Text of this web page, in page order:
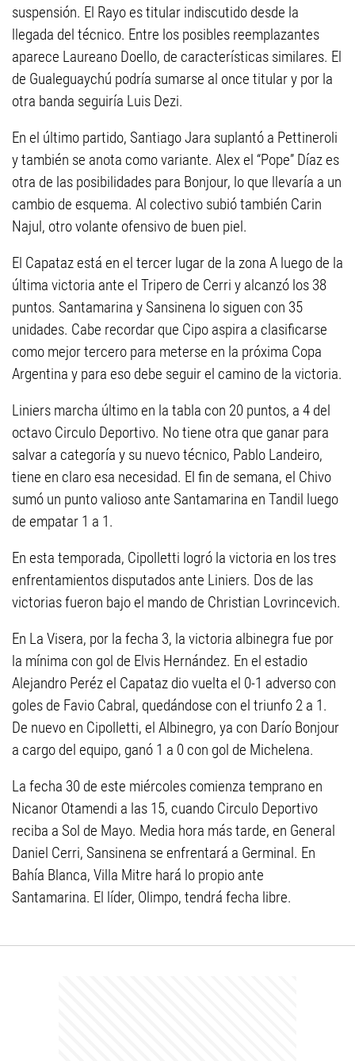
suspensión. El Rayo es titular indiscutido desde la
llegada del técnico. Entre los posibles reemplazantes
aparece Laureano Doello, de características similares. El
de Gualeguaychú podría sumarse al once titular y por la
otra banda seguiría Luis Dezi.
En el último partido, Santiago Jara suplantó a Pettineroli
y también se anota como variante. Alex el “Pope” Díaz es
otra de las posibilidades para Bonjour, lo que llevaría a un
cambio de esquema. Al colectivo subió también Carin
Najul, otro volante ofensivo de buen piel.
El Capataz está en el tercer lugar de la zona A luego de la
última victoria ante el Tripero de Cerri y alcanzó los 38
puntos. Santamarina y Sansinena lo siguen con 35
unidades. Cabe recordar que Cipo aspira a clasificarse
como mejor tercero para meterse en la próxima Copa
Argentina y para eso debe seguir el camino de la victoria.
Liniers marcha último en la tabla con 20 puntos, a 4 del
octavo Circulo Deportivo. No tiene otra que ganar para
salvar a categoría y su nuevo técnico, Pablo Landeiro,
tiene en claro esa necesidad. El fin de semana, el Chivo
sumó un punto valioso ante Santamarina en Tandil luego
de empatar 1 a 1.
En esta temporada, Cipolletti logró la victoria en los tres
enfrentamientos disputados ante Liniers. Dos de las
victorias fueron bajo el mando de Christian Lovrincevich.
En La Visera, por la fecha 3, la victoria albinegra fue por
la mínima con gol de Elvis Hernández. En el estadio
Alejandro Peréz el Capataz dio vuelta el 0-1 adverso con
goles de Favio Cabral, quedándose con el triunfo 2 a 1.
De nuevo en Cipolletti, el Albinegro, ya con Darío Bonjour
a cargo del equipo, ganó 1 a 0 con gol de Michelena.
La fecha 30 de este miércoles comienza temprano en
Nicanor Otamendi a las 15, cuando Circulo Deportivo
reciba a Sol de Mayo. Media hora más tarde, en General
Daniel Cerri, Sansinena se enfrentará a Germinal. En
Bahía Blanca, Villa Mitre hará lo propio ante
Santamarina. El líder, Olimpo, tendrá fecha libre.